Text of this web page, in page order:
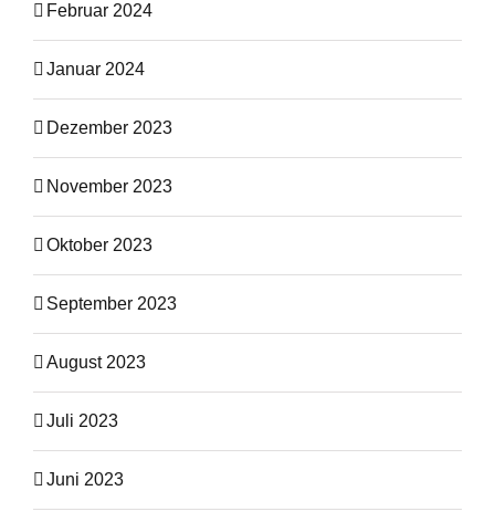
Februar 2024
Januar 2024
Dezember 2023
November 2023
Oktober 2023
September 2023
August 2023
Juli 2023
Juni 2023